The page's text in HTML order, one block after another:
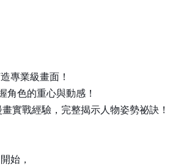
專業級畫面！
色的重心與動感！
實戰經驗，完整揭示人物姿勢祕訣！
始，